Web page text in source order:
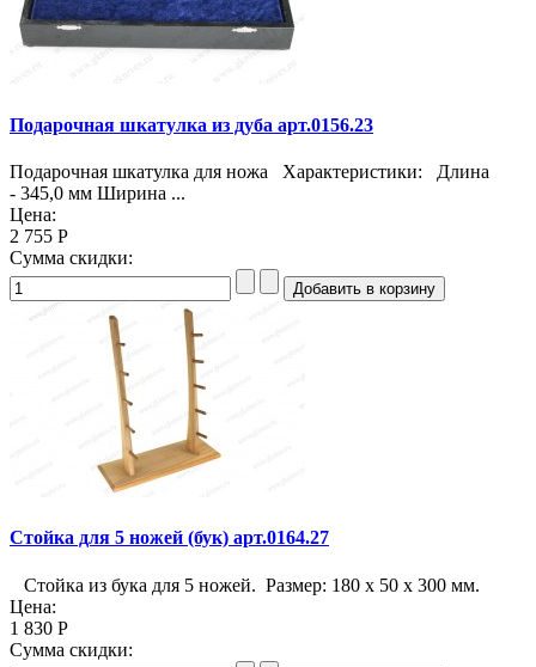
Подарочная шкатулка из дуба арт.0156.23
Подарочная шкатулка для ножа Характеристики: Длина
- 345,0 мм Ширина ...
Цена:
2 755 Р
Сумма скидки:
Стойка для 5 ножей (бук) арт.0164.27
Стойка из бука для 5 ножей. Размер: 180 x 50 x 300 мм.
Цена:
1 830 Р
Сумма скидки: